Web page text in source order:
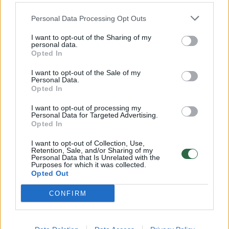
Personal Data Processing Opt Outs
I want to opt-out of the Sharing of my
personal data.
Opted In
I want to opt-out of the Sale of my
Personal Data.
Opted In
I want to opt-out of processing my
Personal Data for Targeted Advertising.
Opted In
I want to opt-out of Collection, Use,
Retention, Sale, and/or Sharing of my
Personal Data that Is Unrelated with the
Purposes for which it was collected.
Opted Out
CONFIRM
Žinios | Orai
Nufilmavo, kaip patvino Vilniaus Vakarinis aplinkkelis:
Žinios | Lietuvos diena
00:15:54
V. Zalužno pasisakymą laiko bandymu įsitvirtinti
Ukrainos politikoje: jis yra neteisus
Laidos | Nauja diena